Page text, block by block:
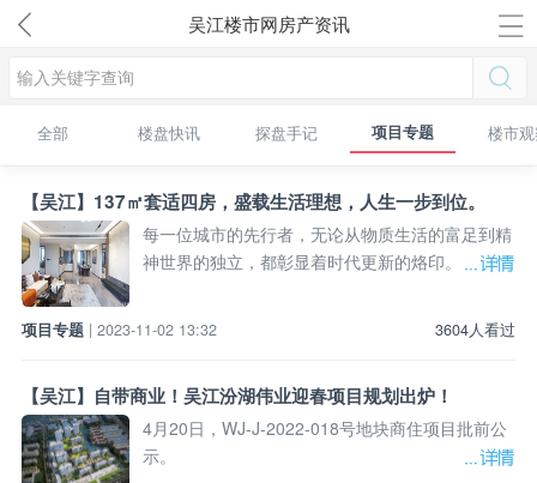
吴江楼市网房产资讯
全部 楼盘快讯 探盘手记 项目专题 楼市
【吴江】137㎡套适四房，盛载生活理想，人生一步到位。
每一位城市的先行者，无论从物质生活的富足到精
神世界的独立，都彰显着时代更新的烙印。
3604人看过
项目专题 | 2023-11-02 13:32
【吴江】自带商业！吴江汾湖伟业迎春项目规划出炉！
4月20日，WJ-J-2022-018号地块商住项目批前公
示。